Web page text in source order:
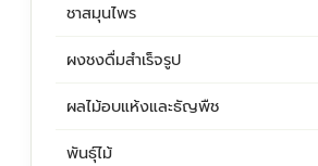
ชาสมุนไพร
ผงชงดื่มสำเร็จรูป
ผลไม้อบแห้งและธัญพืช
พันธุ์ไม้